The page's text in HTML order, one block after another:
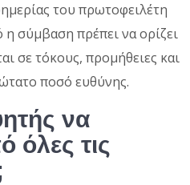
του πρωτοφειλέτη
η σύμβαση πρέπει να ορίζει
σε τόκους, προμήθειες και
ποσό ευθύνης.
να
όλες τις